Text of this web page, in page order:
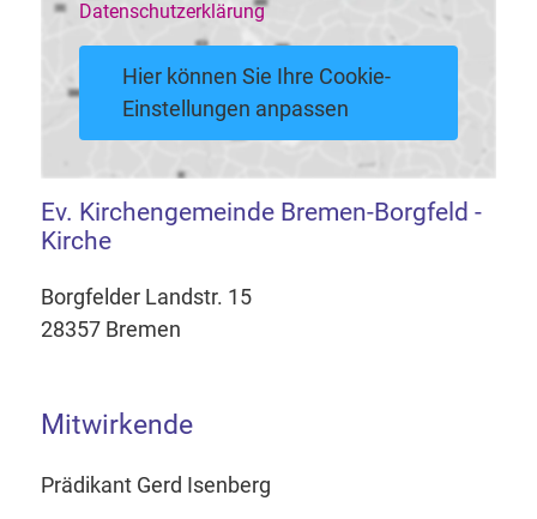
Datenschutzerklärung
Hier können Sie Ihre Cookie-
Einstellungen anpassen
Ev. Kirchengemeinde Bremen-Borgfeld -
Kirche
Borgfelder Landstr. 15
28357 Bremen
Mitwirkende
Prädikant Gerd Isenberg